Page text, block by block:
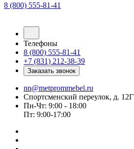
8 (800) 555-81-41
Телефоны
8 (800) 555-81-41
+7 (831) 212-38-39
Заказать звонок
nn@metprommebel.ru
Спортсменский переулок, д. 12Г
Пн-Чт: 9:00 - 18:00
Пт: 9:00-17:00